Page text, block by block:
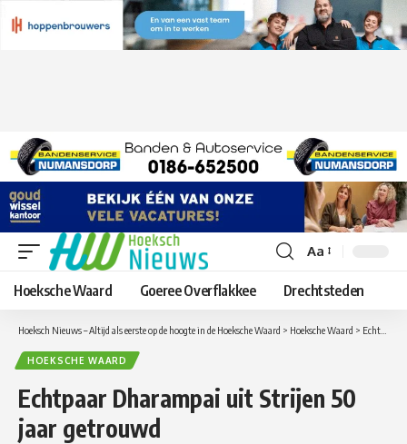
Lettergrootte
aanpassen
Aa
Hoeksche Waard Goeree Overflakkee Drechtsteden
Hoeksch Nieuws – Altijd als eerste op de hoogte in de Hoeksche Waard > Hoeksche Waard > Echtpaar Dharampai uit Strijen 50 jaar getrouwd
HOEKSCHE WAARD
Echtpaar Dharampai uit Strijen 50
jaar getrouwd